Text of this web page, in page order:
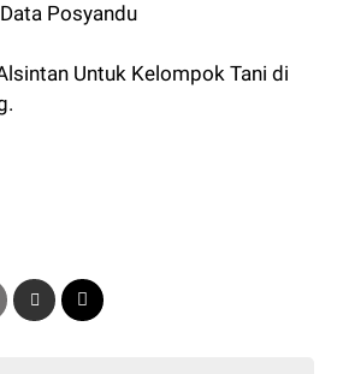
Posyandu
Untuk Kelompok Tani di